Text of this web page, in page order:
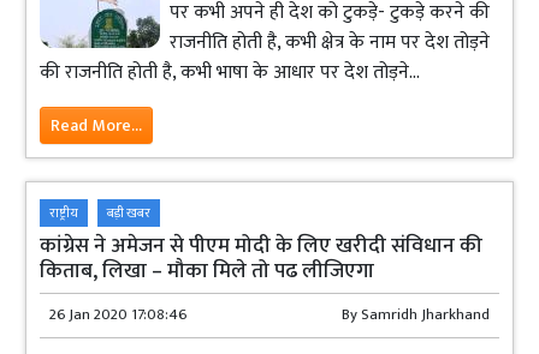
पर कभी अपने ही देश को टुकड़े- टुकड़े करने की
राजनीति होती है, कभी क्षेत्र के नाम पर देश तोड़ने
की राजनीति होती है, कभी भाषा के आधार पर देश तोड़ने...
Read More...
राष्ट्रीय बड़ी खबर
कांग्रेस ने अमेजन से पीएम मोदी के लिए खरीदी संविधान की
किताब, लिखा – मौका मिले तो पढ लीजिएगा
26 Jan 2020 17:08:46 BySamridh Jharkhand